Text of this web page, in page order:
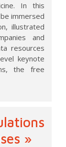
In this
immersed
illustrated
and
resources
keynote
the free
»